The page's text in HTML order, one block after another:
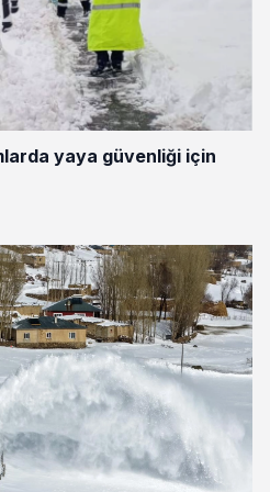
yaya güvenliği için